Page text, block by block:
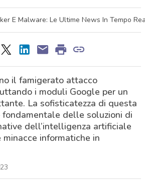
E Malware: Le Ultime News In Tempo
il famigerato attacco
i moduli Google per un
La sofisticatezza di questa
delle soluzioni di
dell’intelligenza artificiale
informatiche in